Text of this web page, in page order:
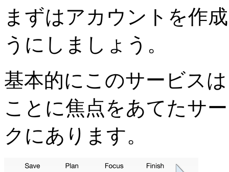
まずはアカウントを作
うにしましょう。
基本的にこのサービス
ことに焦点をあてたサ
クにあります。